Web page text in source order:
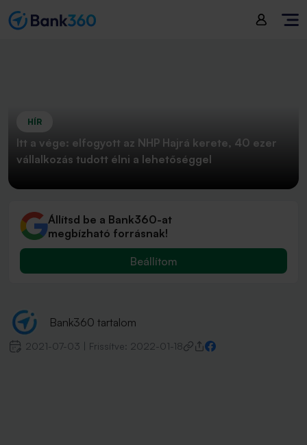
HÍR
Itt a vége: elfogyott az NHP Hajrá kerete, 40 ezer
vállalkozás tudott élni a lehetőséggel
Állítsd be a Bank360-at
megbízható forrásnak!
Beállítom
Bank360 tartalom
2021-07-03 Frissítve: 2022-01-18